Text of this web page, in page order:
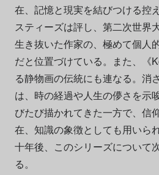
在、記憶と現実を結びつける控
スティーズは評し、第二次世界
生き抜いた作家の、極めて個人
だと位置づけている。また、《
る静物画の伝統にも連なる。消
は、時の経過や人生の儚さを示
びたび描かれてきた一方で、信
在、知識の象徴としても用いら
十年後、このシリーズについて
る。